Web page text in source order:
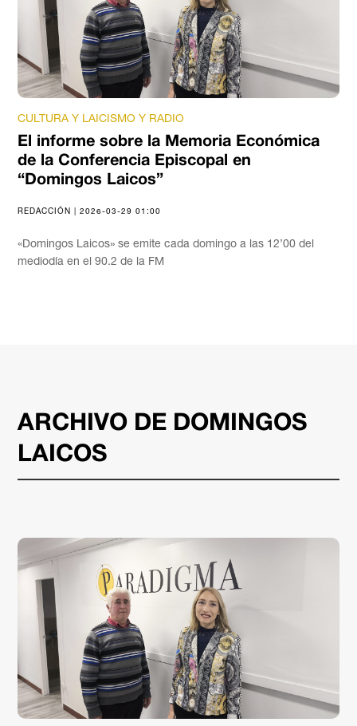
CULTURA Y LAICISMO Y RADIO
El informe sobre la Memoria Económica
de la Conferencia Episcopal en
“Domingos Laicos”
REDACCIÓN | 2026-03-29 01:00
«Domingos Laicos» se emite cada domingo a las 12’00 del
mediodía en el 90.2 de la FM
ARCHIVO DE DOMINGOS
LAICOS